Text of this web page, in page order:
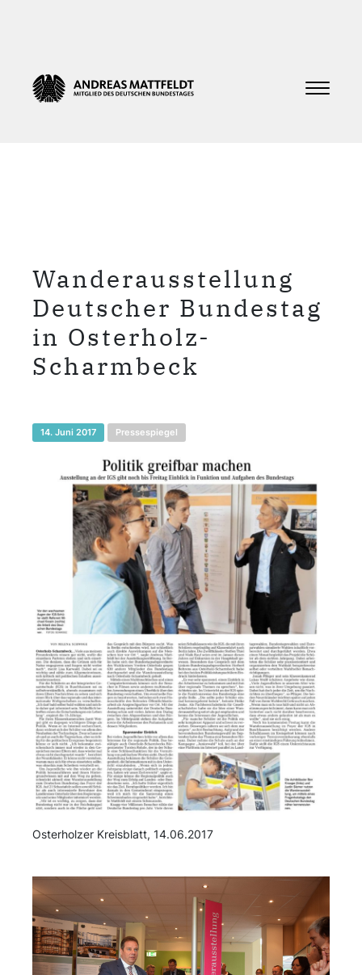
Wanderausstellung
Deutscher Bundestag
in Osterholz-
Scharmbeck
14. Juni 2017 Pressespiegel
Osterholzer Kreisblatt, 14.06.2017